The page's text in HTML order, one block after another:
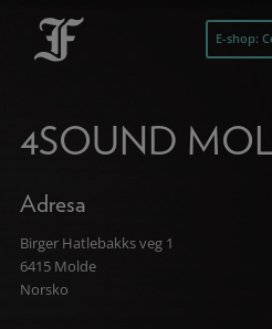
E-shop:
4SOUND
Adresa
Birger Hatlebakks veg 1
6415 Molde
Norsko